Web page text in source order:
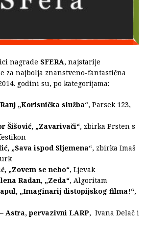
nagrade SFERA, najstarije
za najbolja znanstveno-fantastična
godini su, po kategorijama:
„Korisnička služba“, Parsek 123,
Šišović, „Zavarivači“, zbirka Prsten s
„Sava ispod Sljemena“, zbirka Imaš
„Zovem se nebo“, Ljevak
Radan, „Zeda“, Algoritam
„Imaginarij distopijskog filma!“,
– Astra, pervazivni LARP, Ivana Delač i